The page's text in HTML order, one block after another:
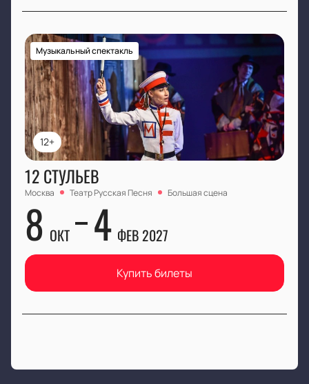
12+
Музыкальный спектакль
12 СТУЛЬЕВ
Москва Театр Русская Песня Большая сцена
8 ОКТ 4 ФЕВ 2027
Купить билеты